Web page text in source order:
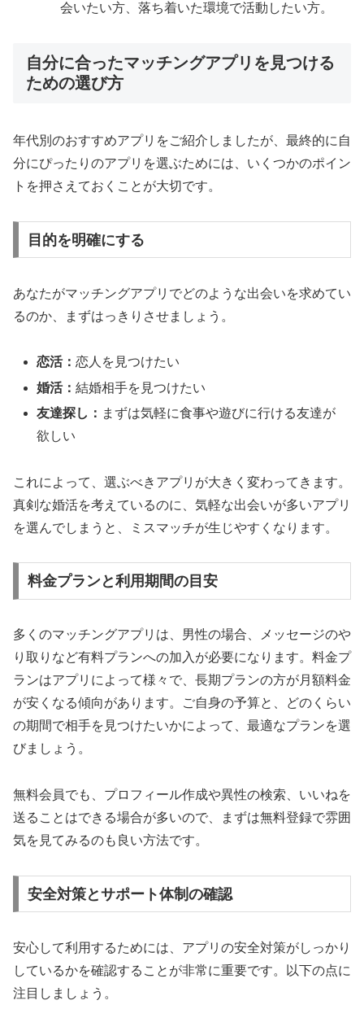
会いたい方、落ち着いた環境で活動したい方。
自分に合ったマッチングアプリを見つける
ための選び方
年代別のおすすめアプリをご紹介しましたが、最終的に自
分にぴったりのアプリを選ぶためには、いくつかのポイン
トを押さえておくことが大切です。
目的を明確にする
あなたがマッチングアプリでどのような出会いを求めてい
るのか、まずはっきりさせましょう。
恋活：恋人を見つけたい
婚活：結婚相手を見つけたい
友達探し： まずは気軽に食事や遊びに行ける友達が
欲しい
これによって、選ぶべきアプリが大きく変わってきます。
真剣な婚活を考えているのに、気軽な出会いが多いアプリ
を選んでしまうと、ミスマッチが生じやすくなります。
料金プランと利用期間の目安
多くのマッチングアプリは、男性の場合、メッセージのや
り取りなど有料プランへの加入が必要になります。料金プ
ランはアプリによって様々で、長期プランの方が月額料金
が安くなる傾向があります。ご自身の予算と、どのくらい
の期間で相手を見つけたいかによって、最適なプランを選
びましょう。
無料会員でも、プロフィール作成や異性の検索、いいねを
送ることはできる場合が多いので、まずは無料登録で雰囲
気を見てみるのも良い方法です。
安全対策とサポート体制の確認
安心して利用するためには、アプリの安全対策がしっかり
しているかを確認することが非常に重要です。以下の点に
注目しましょう。